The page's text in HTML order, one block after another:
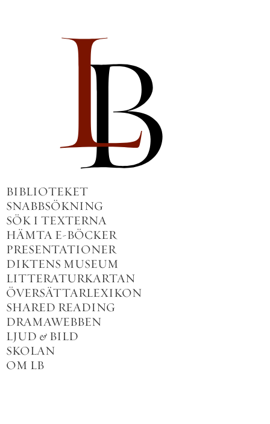
BIBLIOTEKET
SNABBSÖKNING
SÖK I TEXTERNA
HÄMTA E-BÖCKER
PRESENTATIONER
DIKTENS MUSEUM
LITTERATURKARTAN
ÖVERSÄTTARLEXIKON
SHARED READING
DRAMAWEBBEN
LJUD & BILD
SKOLAN
OM LB